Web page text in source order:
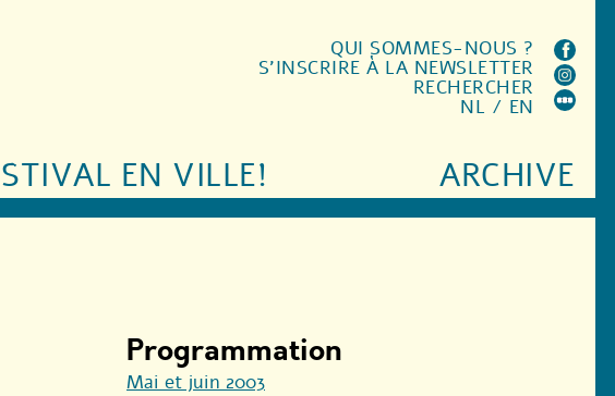
EN VILLE! ARCHIVE
QUI SOMMES-NOUS ?
S'INSCRIRE À LA NEWSLETTER
RECHERCHER
NL / EN
Programmation
Mai et juin 2003